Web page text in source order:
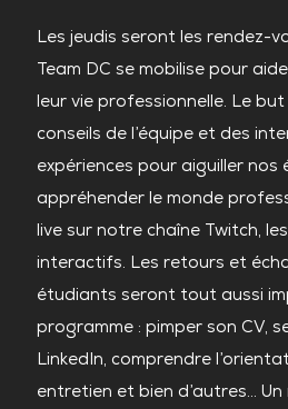
Les jeudis seront les rendez-
Team DC se mobilise pour
leur vie professionnelle. Le
conseils de l’équipe et des
expériences pour aiguiller nos
appréhender le monde
live sur notre chaîne Twitch,
interactifs. Les retours et
étudiants seront tout aussi
programme : pimper son CV,
LinkedIn, comprendre
entretien et bien d’autres…